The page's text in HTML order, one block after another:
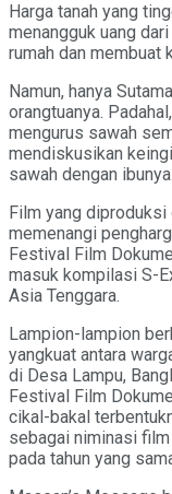
Harga tanah yang
menangguk uang
rumah dan membuat
Namun, hanya
orangtuanya.
mengurus sawah
mendiskusikan
sawah dengan ibunya.
Film yang
memenangi
Festival Film
masuk kompilasi S-
Asia Tenggara.
Lampion-lampion
yangkuat antara
di Desa Lampu,
Festival Film
cikal-bakal
sebagai niminasi
pada tahun yang